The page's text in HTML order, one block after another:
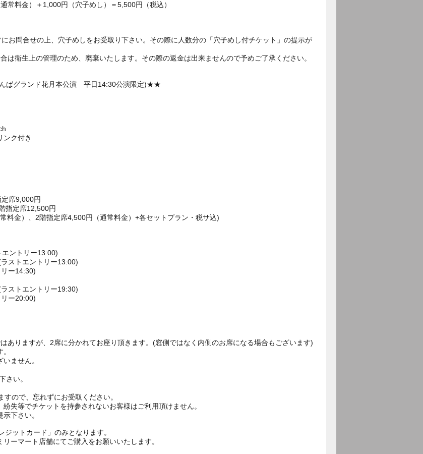
常料金）＋1,000円（穴子めし）＝5,500円（税込）
お問合せの上、穴子めしをお受取り下さい。その際に人数分の「穴子めし付チケット」の提示が
は衛生上の管理のため、廃棄いたします。その際の返金は出来ませんので予めご了承ください。
ばグランド花月本公演 平日14:30公演限定)★★
ンク付き
席9,000円
指定席12,500円
料金）、2階指定席4,500円（通常料金）+各セットプラン・税サ込)
エントリー13:00)
ストエントリー13:00)
ー14:30)
ストエントリー19:30)
ー20:00)
ありますが、2席に分かれてお座り頂きます。(窓側ではなく内側のお席になる場合もございます)
ません。
さい。
ので、忘れずにお受取ください。
失等でチケットを持参されないお客様はご利用頂けません。
下さい。
ットカード」のみとなります。
ーマート店舗にてご購入をお願いいたします。